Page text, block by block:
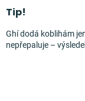
Tip!
Ghí dodá koblihám
nepřepaluje –